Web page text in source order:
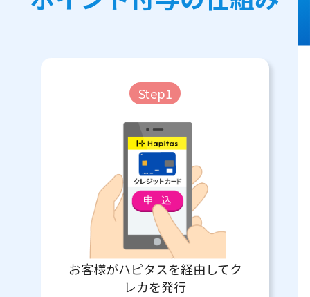
Step1
お客様がハピタスを経由してク
レカを発行